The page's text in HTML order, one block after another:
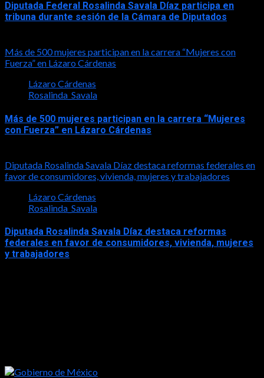
Diputada Federal Rosalinda Savala Díaz participa en
tribuna durante sesión de la Cámara de Diputados
Más de 500 mujeres participan en la carrera “Mujeres con
Fuerza” en Lázaro Cárdenas
Lázaro Cárdenas
Rosalinda_Savala
Más de 500 mujeres participan en la carrera “Mujeres
con Fuerza” en Lázaro Cárdenas
Diputada Rosalinda Savala Díaz destaca reformas federales en
favor de consumidores, vivienda, mujeres y trabajadores
Lázaro Cárdenas
Rosalinda_Savala
Diputada Rosalinda Savala Díaz destaca reformas
federales en favor de consumidores, vivienda, mujeres
y trabajadores